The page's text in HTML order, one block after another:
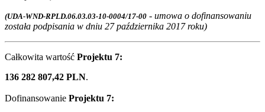
(UDA-WND-RPLD.06.03.03-10-0004/17-00 - umowa o dofinansowaniu
została podpisania w dniu 27 października 2017 roku)
Całkowita wartość Projektu 7:
136 282 807,42 PLN.
Dofinansowanie Projektu 7: